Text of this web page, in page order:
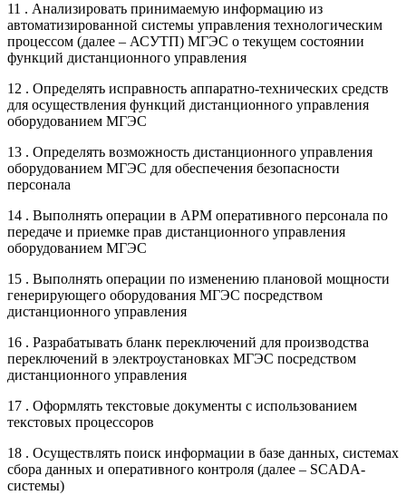
11 . Анализировать принимаемую информацию из
автоматизированной системы управления технологическим
процессом (далее – АСУТП) МГЭС о текущем состоянии
функций дистанционного управления
12 . Определять исправность аппаратно-технических средств
для осуществления функций дистанционного управления
оборудованием МГЭС
13 . Определять возможность дистанционного управления
оборудованием МГЭС для обеспечения безопасности
персонала
14 . Выполнять операции в АРМ оперативного персонала по
передаче и приемке прав дистанционного управления
оборудованием МГЭС
15 . Выполнять операции по изменению плановой мощности
генерирующего оборудования МГЭС посредством
дистанционного управления
16 . Разрабатывать бланк переключений для производства
переключений в электроустановках МГЭС посредством
дистанционного управления
17 . Оформлять текстовые документы с использованием
текстовых процессоров
18 . Осуществлять поиск информации в базе данных, системах
сбора данных и оперативного контроля (далее – SCADA-
системы)